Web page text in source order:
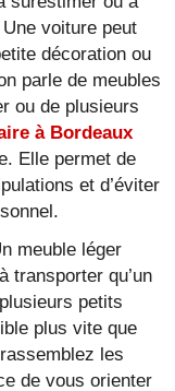
voiture peut
décoration ou
parle de meubles
ou de plusieurs
à Bordeaux
Elle permet de
et d’éviter
meuble léger
transporter qu’un
petits
plus vite que
les
de vous orienter